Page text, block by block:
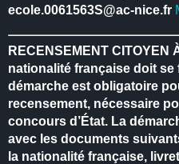
ecole.0061563S@ac-nice.fr
RECENSEMENT CITOYEN
nationalité française doit se
démarche est obligatoire
recensement, nécessaire
concours d’État. La
avec les documents
la nationalité française,